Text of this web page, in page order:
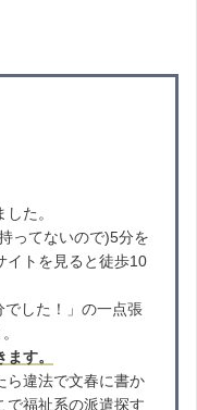
た。
ってないので)5分を
イトを見ると徒歩10
した！」の一点張
す。
ら違法で文春に書か
で福祉系の派遣探す